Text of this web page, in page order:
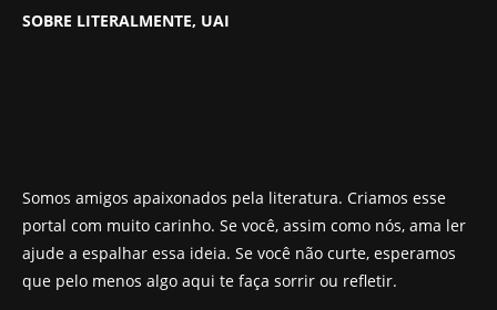
SOBRE LITERALMENTE, UAI
Somos amigos apaixonados pela literatura. Criamos esse
portal com muito carinho. Se você, assim como nós, ama ler
ajude a espalhar essa ideia. Se você não curte, esperamos
que pelo menos algo aqui te faça sorrir ou refletir.